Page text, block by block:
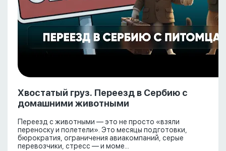
Хвостатый груз. Переезд в Сербию с
домашними животными
Переезд с животными — это не просто «взяли
переноску и полетели». Это месяцы подготовки,
бюрократия, ограничения авиакомпаний, серые
перевозчики, стресс — и моме...